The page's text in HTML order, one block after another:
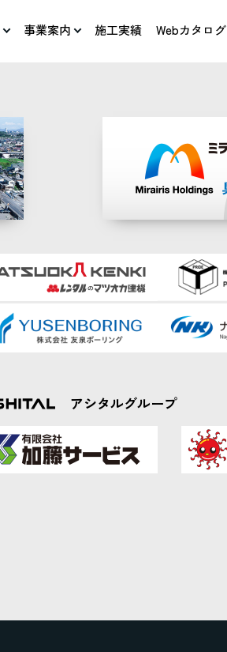
事業案内 施工実績 Webカタログ
アシタルグループ